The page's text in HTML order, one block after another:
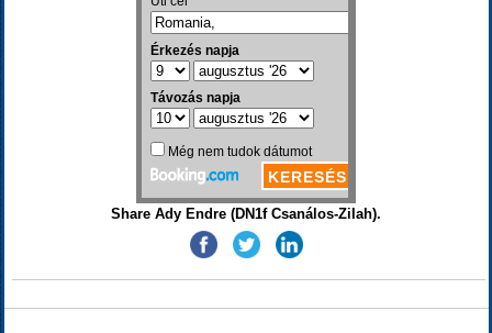
Share Ady Endre (DN1f Csanálos-Zilah).